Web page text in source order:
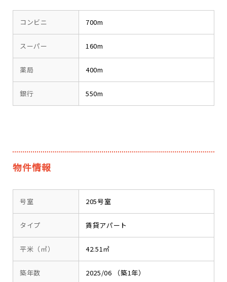
コンビニ 700m
スーパー 160m
薬局 400m
銀行 550m
物件情報
号室 205号室
タイプ 賃貸アパート
平米（㎡） 42.51㎡
築年数 2025/06 （築1年）